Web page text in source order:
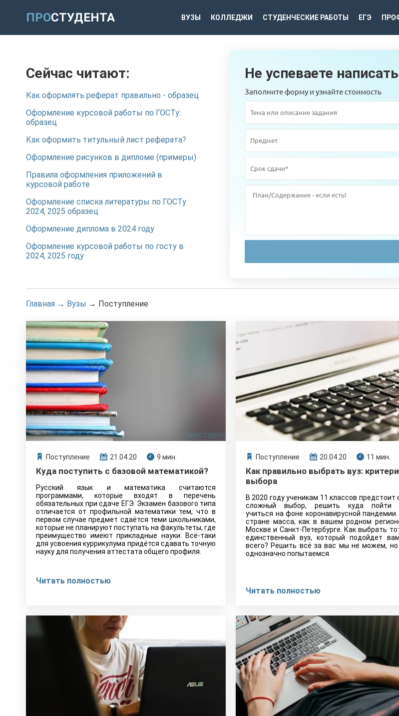
ПРОСТУДЕНТА ВУЗЫ КОЛЛЕДЖИ СТУДЕНЧЕСКИЕ РАБОТЫ ЕГЭ
Сейчас читают:
Как оформлять реферат правильно - образец
Оформление курсовой работы по ГОСТу:
образец
Как оформить титульный лист реферата?
Оформление рисунков в дипломе (примеры)
Правила оформления приложений в
курсовой работе
Оформление списка литературы по ГОСТу
2024, 2025 образец
Оформление диплома в 2024 году
Оформление курсовой работы по госту в
2024, 2025 году
Не успеваете
Заполните форму и узнайте стоимость
Главная → Вузы → Поступление
Поступление 21.04.20 9 мин.
Куда поступить с базовой математикой?
Русский язык и математика считаются
программами, которые входят в перечень
обязательных при сдаче ЕГЭ. Экзамен базового типа
отличается от профильной математики тем, что в
первом случае предмет сдаётся теми школьниками,
которые не планируют поступать на факультеты, где
преимущество имеют прикладные науки. Всё-таки
для усвоения куррикулума придётся сдавать точную
науку для получения аттестата общего профиля.
Читать полностью
Поступление 20.04.20 11 мин.
Как правильно выбрать вуз:
выбора
В 2020 году ученикам 11 классов предстоит
сложный выбор, решить куда пойти
учиться на фоне коронавирусной пандемии.
стране масса, как в вашем родном
Москве и Санкт-Петербурге. Как выбрать
единственный вуз, который подойдет
всего? Решить всё за вас мы не можем,
однозначно попытаемся.
Читать полностью